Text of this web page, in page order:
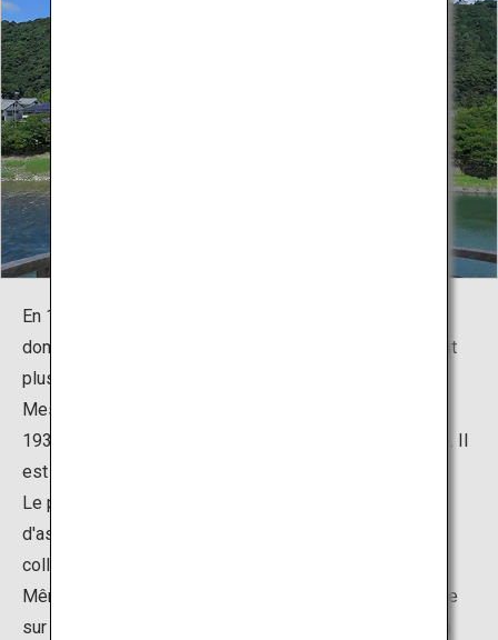
En 1673, Kikkawa Hiroyoshi, troisième seigneur du
domaine Iwakuni, a construit le pont en bois qui servirait
plus tard de modèle pour le pont actuel.
Mesuré en ligne droite, le pont lui-même est long de
193,3 m, mais fait en réalité 210 m sur toute sa surface. Il
est large de 5 m et ses culées s'élèvent à 6,6 m.
Le pont a été construit à l'aide d'une technique
d'assemblage de bois spéciale faisant appel à des
colliers et à des cerceaux de fer.
Même les ingénieurs modernes ne trouvent rien à redire
sur la structure particulièrement élaborée de ce pont en